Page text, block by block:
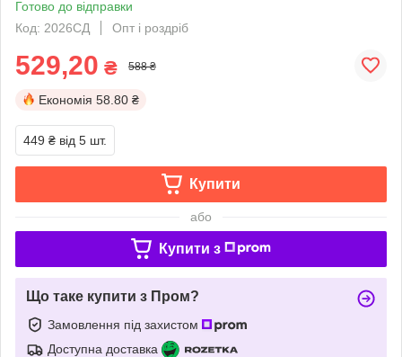
Готово до відправки
Код: 2026СД
Опт і роздріб
529,20 ₴ 588 ₴
Економія 58.80 ₴
449 ₴ від 5 шт.
Купити
або
Купити з
Що таке купити з Пром?
Замовлення під захистом
Доступна доставка